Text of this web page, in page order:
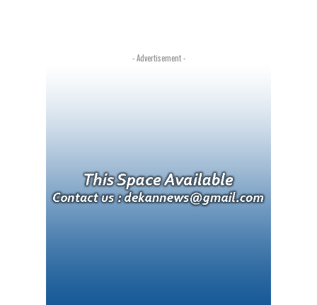
- Advertisement -